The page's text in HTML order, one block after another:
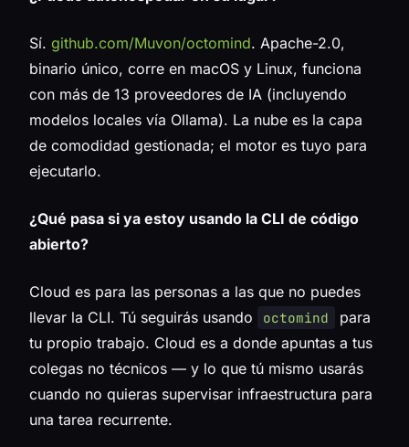
Sí. github.com/Muvon/octomind. Apache-2.0,
binario único, corre en macOS y Linux, funciona
con más de 13 proveedores de IA (incluyendo
modelos locales vía Ollama). La nube es la capa
de comodidad gestionada; el motor es tuyo para
ejecutarlo.
¿Qué pasa si ya estoy usando la CLI de código
abierto?
Cloud es para las personas a las que no puedes
llevar la CLI. Tú seguirás usando
octomind
para
tu propio trabajo. Cloud es a donde apuntas a tus
colegas no técnicos — y lo que tú mismo usarás
cuando no quieras supervisar infraestructura para
una tarea recurrente.